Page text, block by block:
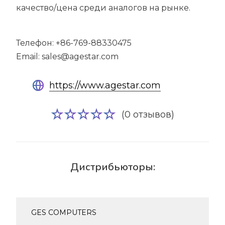
качество/цена среди аналогов на рынке.
Телефон: +86-769-88330475
Email: sales@agestar.com
https://www.agestar.com
(0 отзывов)
Дистрибьюторы:
GES COMPUTERS